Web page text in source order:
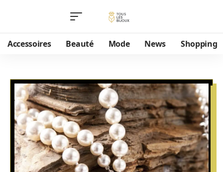
Accessoires Beauté Mode News Shopping